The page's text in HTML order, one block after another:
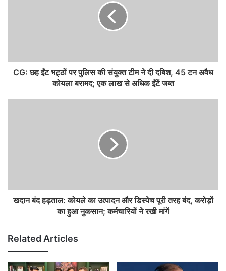
CG: छह ईंट भट्ठों पर पुलिस की संयुक्त टीम ने दी दबिश, 45 टन अवैध
कोयला बरामद; एक लाख से अधिक ईंटें जब्त
खदान बंद हड़ताल: कोयले का उत्पादन और डिस्पेच पूरी तरह बंद, करोड़ों
का हुआ नुकसान; कर्मचारियों ने रखी मांगें
Related Articles